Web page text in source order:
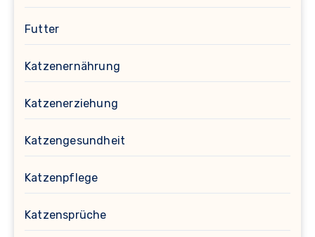
Futter
Katzenernährung
Katzenerziehung
Katzengesundheit
Katzenpflege
Katzensprüche